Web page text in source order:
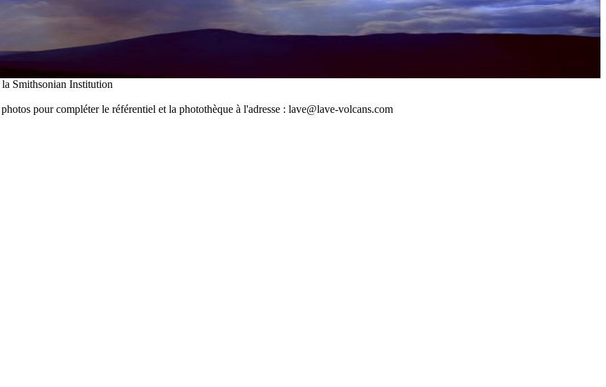
Smithsonian Institution
pour compléter le référentiel et la photothèque à l'adresse : lave@lave-volcans.com